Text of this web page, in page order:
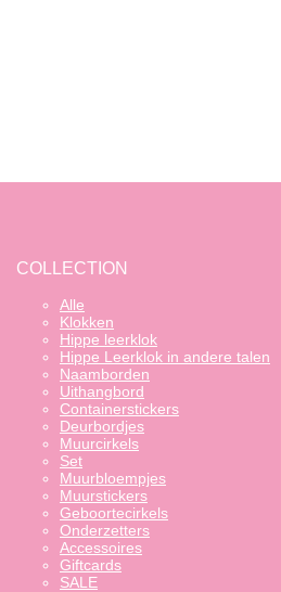
COLLECTION
Alle
Klokken
Hippe leerklok
Hippe Leerklok in andere talen
Naamborden
Uithangbord
Containerstickers
Deurbordjes
Muurcirkels
Set
Muurbloempjes
Muurstickers
Geboortecirkels
Onderzetters
Accessoires
Giftcards
SALE